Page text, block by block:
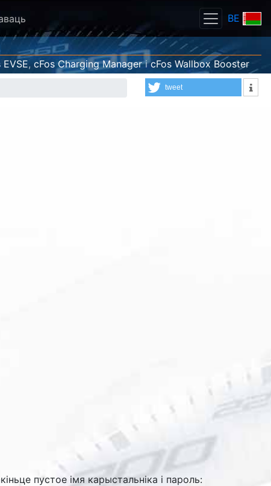
BE
EVSE, cFos Charging ManagerіcFos Wallbox Booster
tweet
пустое імя карыстальніка і пароль: